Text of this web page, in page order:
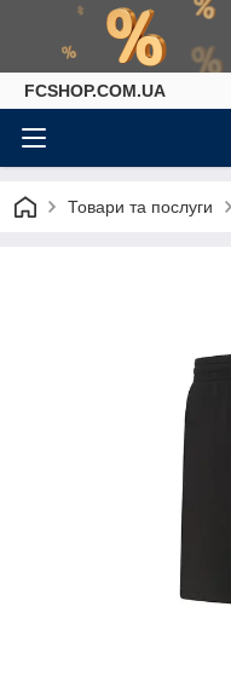
FCSHOP.COM.UA
Товари та послуги